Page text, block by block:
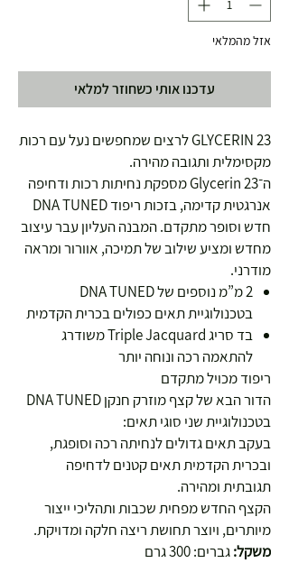
אזל מהמלאי
עדכנו אותי כשחוזר למלאי
GLYCERIN 23 לרצים שמחפשים נעל עם רכות
מקסימלית ותגובה מהירה.
ה־Glycerin 23 מספקת נחיתות רכות ודחיפה
אנרגטית קדימה, בזכות ריפוד DNA TUNED
חדש וסופר מתקדם. המבנה העליון עבר עיצוב
מחדש ומציע שילוב של תמיכה, אוורור ומראה
מודרני.
2 מ”מ נוספים של DNA TUNED
בטכנולוגיית תאים כפולים בכרית הקדמית
בד סריג Triple Jacquard משודרג
להתאמה רכה ונוחה יותר
ריפוד מכויל מתקדם
הדור הבא של קצף מוזרק חנקן DNA TUNED
בטכנולוגיית שני סוגי תאים:
בעקב תאים גדולים לנחיתה רכה וסופגת,
ובכרית הקדמית תאים קטנים לדחיפה
תגובתית ומהירה.
הקצף החדש מפחית שכבות ותהליכי ייצור
מיותרים, ויוצר תחושת ריצה חלקה ומדויקת.
משקל:גברים: 300 גרם